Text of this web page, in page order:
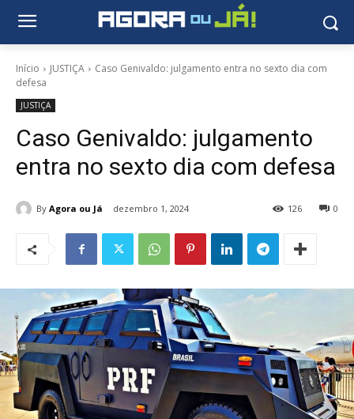
Início JUSTIÇA
Caso Genivaldo: julgamento entra no sexto dia com
defesa
JUSTIÇA
Caso Genivaldo: julgamento
entra no sexto dia com defesa
By Agora ou Já dezembro 1, 2024 0
126